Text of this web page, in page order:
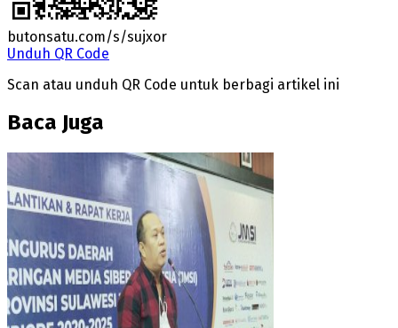
butonsatu.com/s/sujxor
Unduh QR Code
Scan atau unduh QR Code untuk berbagi artikel ini
Baca Juga